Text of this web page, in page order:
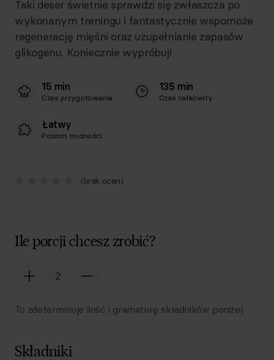
Taki deser świetnie sprawdzi się zwłaszcza po
wykonanym treningu i fantastycznie wspomoże
regenerację mięśni oraz uzupełnianie zapasów
glikogenu. Koniecznie wypróbuj!
15 min
Czas przygotowania
135 min
Czas całkowity
Łatwy
Poziom trudności
(brak ocen)
Ile porcji chcesz zrobić?
To zdeterminuje ilość i gramaturę składników poniżej.
Składniki